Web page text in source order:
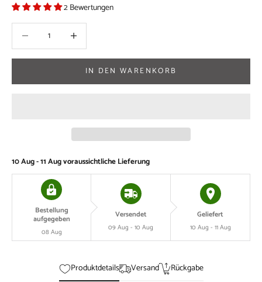
2 Bewertungen
Anzahl verringern
IN DEN WARENKORB
10 Aug - 11 Augvoraussichtliche Lieferung
Bestellung
aufgegeben
08 Aug
Versendet
09 Aug - 10 Aug
Geliefert
10 Aug - 11 Aug
Produktdetails Versand Rückgabe